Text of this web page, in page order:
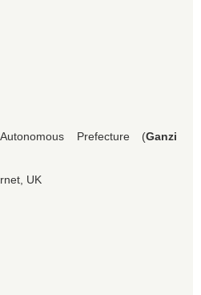
Prefecture (Ganzi
UK